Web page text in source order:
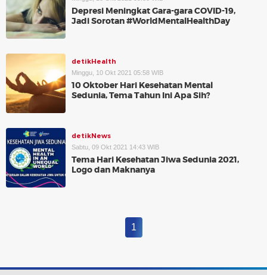
Depresi Meningkat Gara-gara COVID-19,
Jadi Sorotan #WorldMentalHealthDay
detikHealth
Minggu, 10 Okt 2021 05:58 WIB
10 Oktober Hari Kesehatan Mental
Sedunia, Tema Tahun Ini Apa Sih?
detikNews
Sabtu, 09 Okt 2021 14:43 WIB
Tema Hari Kesehatan Jiwa Sedunia 2021,
Logo dan Maknanya
1